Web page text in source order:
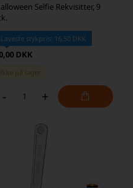
Selfie Rekvisitter, 9
Laveste stykpris: 16,50 DKK
DKK
Ikke på lager
- +